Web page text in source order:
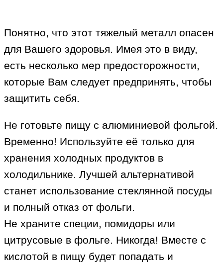
Понятно, что этот тяжелый металл опасен
для Вашего здоровья. Имея это в виду,
есть несколько мер предосторожности,
которые Вам следует предпринять, чтобы
защитить себя.
Не готовьте пищу с алюминиевой фольгой.
Временно! Используйте её только для
хранения холодных продуктов в
холодильнике. Лучшей альтернативой
станет использование стеклянной посуды
и полный отказ от фольги.
Не храните специи, помидоры или
цитрусовые в фольге. Никогда! Вместе с
кислотой в пищу будет попадать и